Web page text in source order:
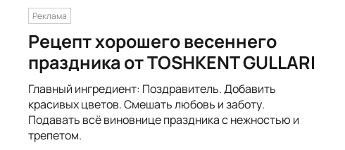
Реклама
Рецепт хорошего весеннего
праздника от TOSHKENT GULLARI
Главный ингредиент: Поздравитель. Добавить
красивых цветов. Смешать любовь и заботу.
Подавать всё виновнице праздника с нежностью и
трепетом.